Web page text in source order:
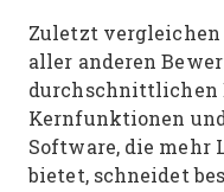
Zuletzt
aller anderen
durchschnittlichen
Kernfunktionen
Software, die mehr
bietet, schneidet